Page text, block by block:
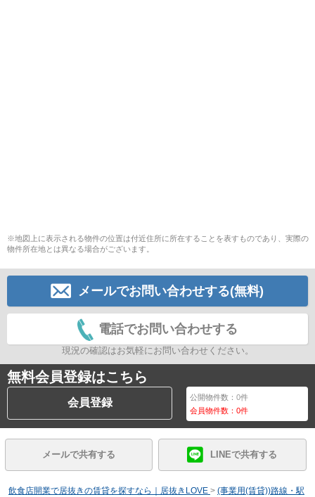
※地図上に表示される物件の位置は付近住所に所在することを表すものであり、実際の
物件所在地とは異なる場合がございます。
メールでお問い合わせする(無料)
電話でお問い合わせする
現況の確認はお気軽にお問い合わせください。
無料会員登録はこちら
会員登録 公開物件数：0件
会員物件数：0件
メールで共有する LINEで共有する
飲食店開業で居抜きの賃貸を探すなら｜居抜きLOVE > (事業用(賃貸))路線・駅